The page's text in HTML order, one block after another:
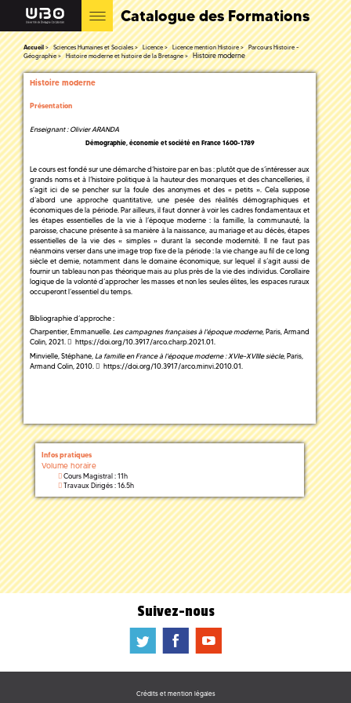
Catalogue des Formations
Accueil Sciences Humaines et Sociales Licence Licence mention Histoire
Parcours Histoire -
Géographie
Histoire moderne et histoire de la Bretagne Histoire moderne
Histoire moderne
Présentation
Enseignant : Olivier ARANDA
Démographie, économie et société en France 1600-1789
Le cours est fondé sur une démarche d’histoire par en bas : plutôt que de s’intéresser aux
grands noms et à l’histoire politique à la hauteur des monarques et des chancelleries, il
s’agit ici de se pencher sur la foule des anonymes et des « petits ». Cela suppose
d’abord une approche quantitative, une pesée des réalités démographiques et
économiques de la période. Par ailleurs, il faut donner à voir les cadres fondamentaux et
les étapes essentielles de la vie à l’époque moderne : la famille, la communauté, la
paroisse, chacune présente à sa manière à la naissance, au mariage et au décès, étapes
essentielles de la vie des « simples » durant la seconde modernité. Il ne faut pas
néanmoins verser dans une image trop fixe de la période : la vie change au fil de ce long
siècle et demie, notamment dans le domaine économique, sur lequel il s’agit aussi de
fournir un tableau non pas théorique mais au plus près de la vie des individus. Corollaire
logique de la volonté d’approcher les masses et non les seules élites, les espaces ruraux
occuperont l’essentiel du temps.
Bibliographie d’approche :
Charpentier, Emmanuelle. Les campagnes françaises à l'époque moderne, Paris, Armand
Colin, 2021.
https://doi.org/10.3917/arco.charp.2021.01
Minvielle, Stéphane, La famille en France à l'époque moderne : XVIe-XVIIIe siècle, Paris,
Armand Colin, 2010.
https://doi.org/10.3917/arco.minvi.2010.01
Infos pratiques
Volume horaire
Cours Magistral : 11h
Travaux Dirigés : 16.5h
Suivez-nous
a b f
Crédits et mention légales